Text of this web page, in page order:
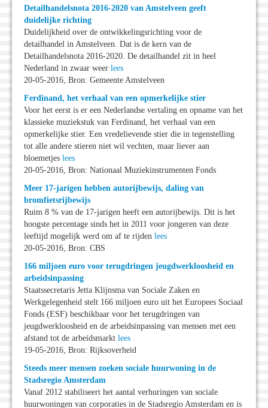
Detailhandelsnota 2016-2020 van Amstelveen geeft
duidelijke richting
Duidelijkheid over de ontwikkelingsrichting voor de
detailhandel in Amstelveen. Dat is de kern van de
Detailhandelsnota 2016-2020. De detailhandel zit in heel
Nederland in zwaar weer lees
20-05-2016, Bron: Gemeente Amstelveen
Ferdinand, het verhaal van een opmerkelijke stier
Voor het eerst is er een Nederlandse vertaling en opname van het
klassieke muziekstuk van Ferdinand, het verhaal van een
opmerkelijke stier. Een vredelievende stier die in tegenstelling
tot alle andere stieren niet wil vechten, maar liever aan
bloemetjes lees
20-05-2016, Bron: Nationaal Muziekinstrumenten Fonds
Meer 17-jarigen hebben autorijbewijs, daling van
bromfietsrijbewijs
Ruim 8 % van de 17-jarigen heeft een autorijbewijs. Dit is het
hoogste percentage sinds het in 2011 voor jongeren van deze
leeftijd mogelijk werd om af te rijden lees
20-05-2016, Bron: CBS
166 miljoen euro voor terugdringen jeugdwerkloosheid en
arbeidsinpassing
Staatssecretaris Jetta Klijnsma van Sociale Zaken en
Werkgelegenheid stelt 166 miljoen euro uit het Europees Sociaal
Fonds (ESF) beschikbaar voor het terugdringen van
jeugdwerkloosheid en de arbeidsinpassing van mensen met een
afstand tot de arbeidsmarkt lees
19-05-2016, Bron: Rijksoverheid
Steeds meer mensen zoeken sociale huurwoning in de
Stadsregio Amsterdam
Vanaf 2012 stabiliseert het aantal verhuringen van sociale
huurwoningen van corporaties in de Stadsregio Amsterdam en is